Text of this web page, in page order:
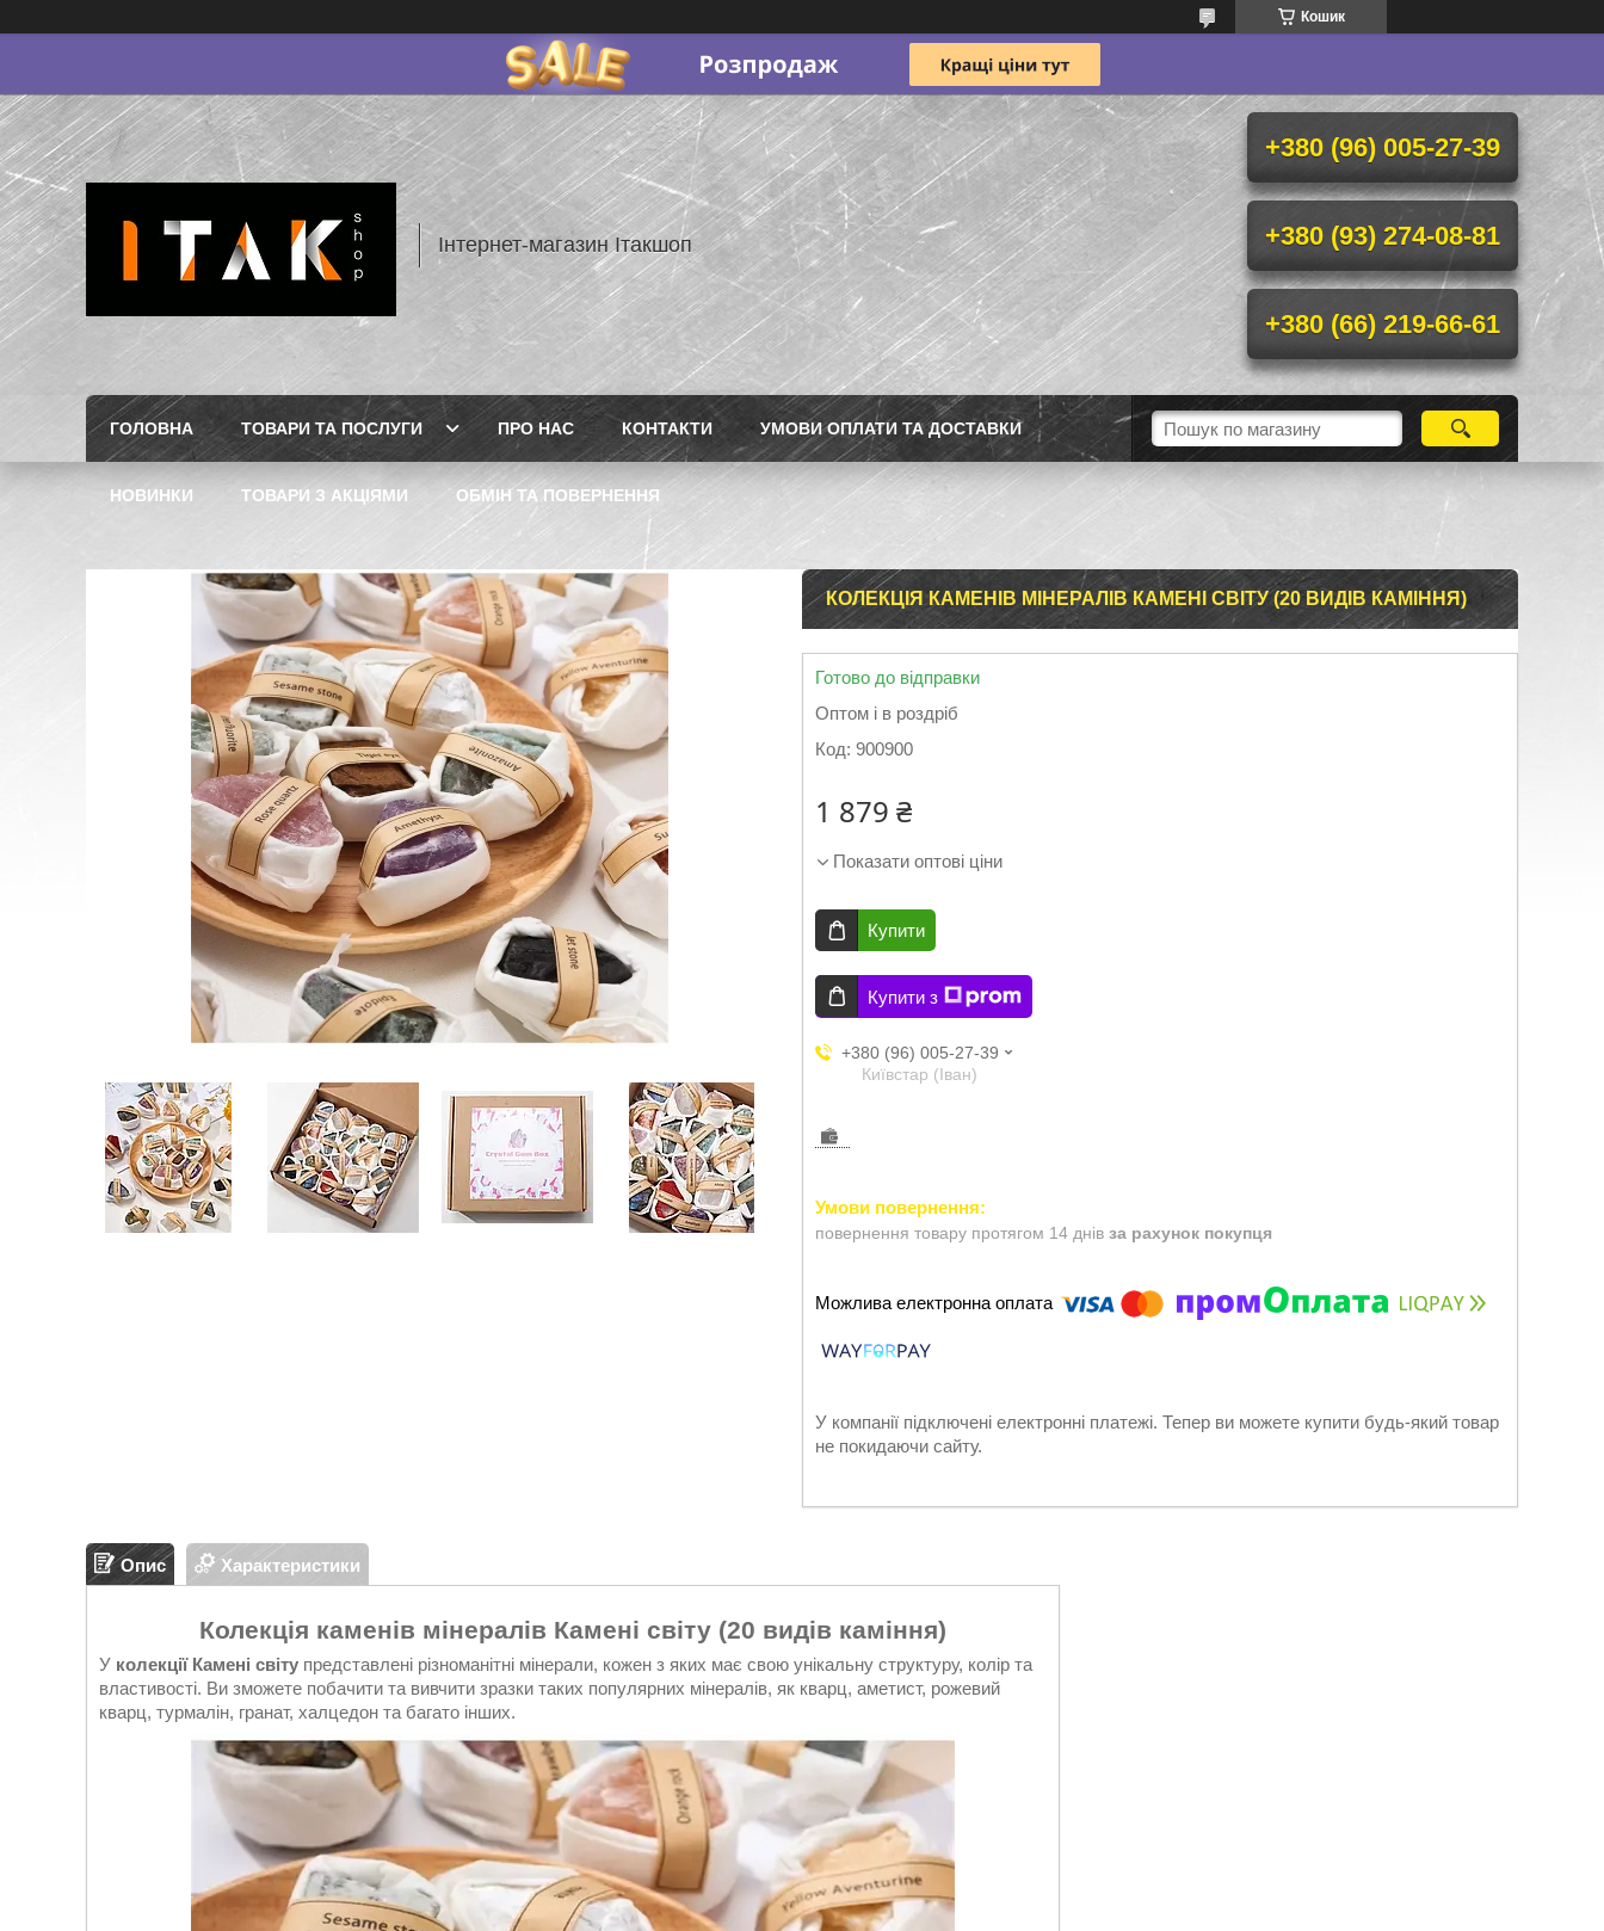
Кошик
Інтернет-магазин Ітакшоп
+380 (96) 005-27-39
+380 (93) 274-08-81
+380 (66) 219-66-61
ГОЛОВНА ТОВАРИ ТА ПОСЛУГИ ПРО НАС КОНТАКТИ УМОВИ ОПЛАТИ ТА ДОСТАВКИ
НОВИНКИ ТОВАРИ З АКЦІЯМИ ОБМІН ТА ПОВЕРНЕННЯ
КОЛЕКЦІЯ КАМЕНІВ МІНЕРАЛІВ КАМЕНІ СВІТУ (20 ВИДІВ КАМІННЯ)
Готово до відправки
Оптом і в роздріб
Код: 900900
1 879 ₴
Показати оптові ціни
Купити
Купити з
+380 (96) 005-27-39
Київстар (Іван)
повернення товару протягом 14 днів за рахунок покупця
У компанії підключені електронні платежі. Тепер ви можете купити будь-який товар
не покидаючи сайту.
Опис Характеристики
Колекція каменів мінералів Камені світу (20 видів каміння)
У колекції Камені світу представлені різноманітні мінерали, кожен з яких має свою унікальну структуру, колір та
властивості. Ви зможете побачити та вивчити зразки таких популярних мінералів, як кварц, аметист, рожевий
кварц, турмалін, гранат, халцедон та багато інших.